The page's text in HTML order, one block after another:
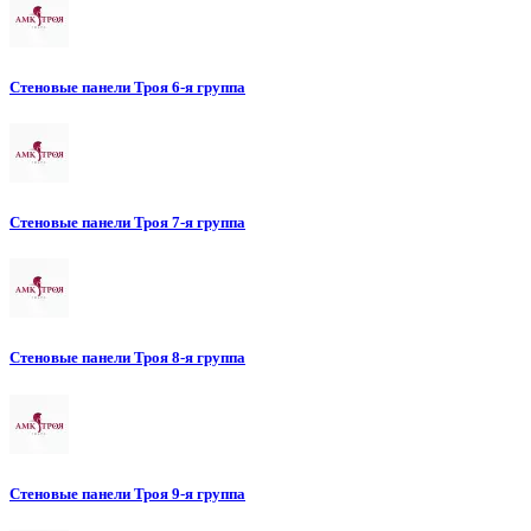
Стеновые панели Троя 6-я группа
Стеновые панели Троя 7-я группа
Стеновые панели Троя 8-я группа
Стеновые панели Троя 9-я группа